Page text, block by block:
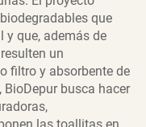
que
y que, además de
un
filtro y absorbente de
busca hacer
las toallitas en